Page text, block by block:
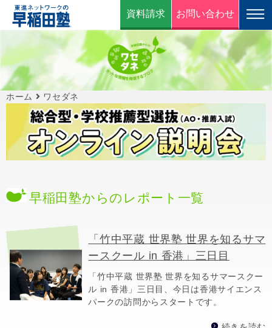
資料請求 お問い合わせ
ホーム ワセダネ
早稲田塾からのレポート一覧
「竹中平蔵 世界塾 世界を知るサマ
ースクール in 香港」三日目
「竹中平蔵 世界塾 世界を知るサマースクー
ル in 香港」三日目、今日は香港サイエンス
パークの訪問からスタートです。